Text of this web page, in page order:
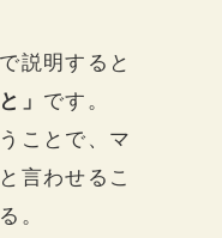
説明すると
」 です。
ことで、マ
言わせるこ
。